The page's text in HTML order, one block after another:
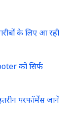
के लिए आ रही
को सिर्फ
परफॉर्मेंस जानें